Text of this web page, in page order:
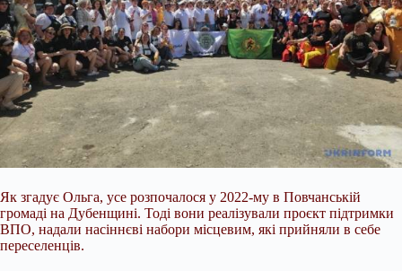
Як згадує Ольга, усе розпочалося у 2022-му в Повчанській
громаді на Дубенщині. Тоді вони реалізували проєкт підтримки
ВПО, надали насіннєві набори місцевим, які прийняли в себе
переселенців.